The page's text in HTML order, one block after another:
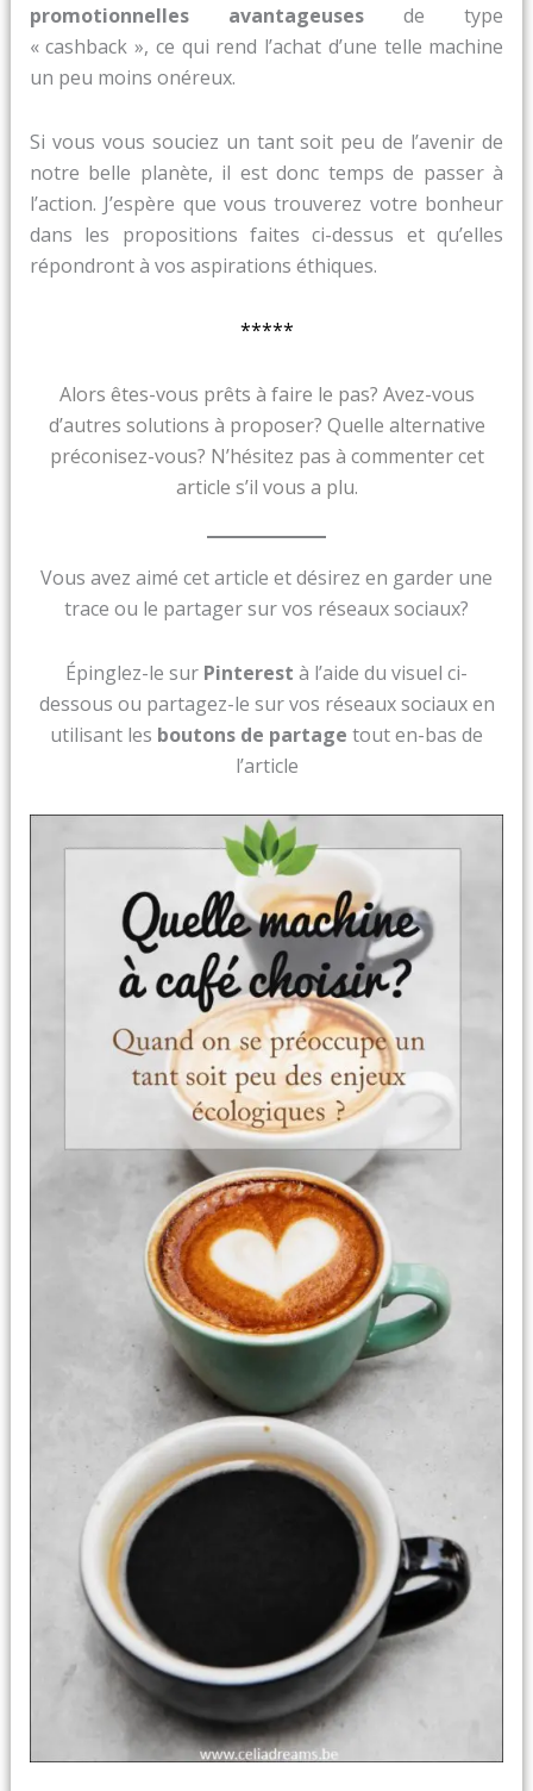
promotionnelles avantageusesde type
« cashback », ce qui rend l’achat d’une telle machine
un peu moins onéreux.
Si vous vous souciez un tant soit peu de l’avenir de
notre belle planète, il est donc temps de passer à
l’action. J’espère que vous trouverez votre bonheur
dans les propositions faites ci-dessus et qu’elles
répondront à vos aspirations éthiques.
*****
Alors êtes-vous prêts à faire le pas? Avez-vous
d’autres solutions à proposer? Quelle alternative
préconisez-vous? N’hésitez pas à commenter cet
article s’il vous a plu.
Vous avez aimé cet article et désirez en garder une
trace ou le partager sur vos réseaux sociaux?
Épinglez-le sur Pinterest à l’aide du visuel ci-
dessous ou partagez-le sur vos réseaux sociaux en
utilisant les boutons de partage tout en-bas de
l’article